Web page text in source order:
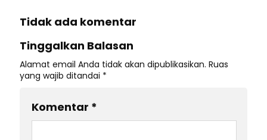
Tidak ada komentar
Tinggalkan Balasan
Alamat email Anda tidak akan dipublikasikan. Ruas
yang wajib ditandai *
Komentar *